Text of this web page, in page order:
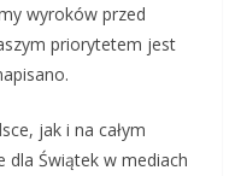
wyroków przed
priorytetem jest
jak i na całym
dla Świątek w mediach